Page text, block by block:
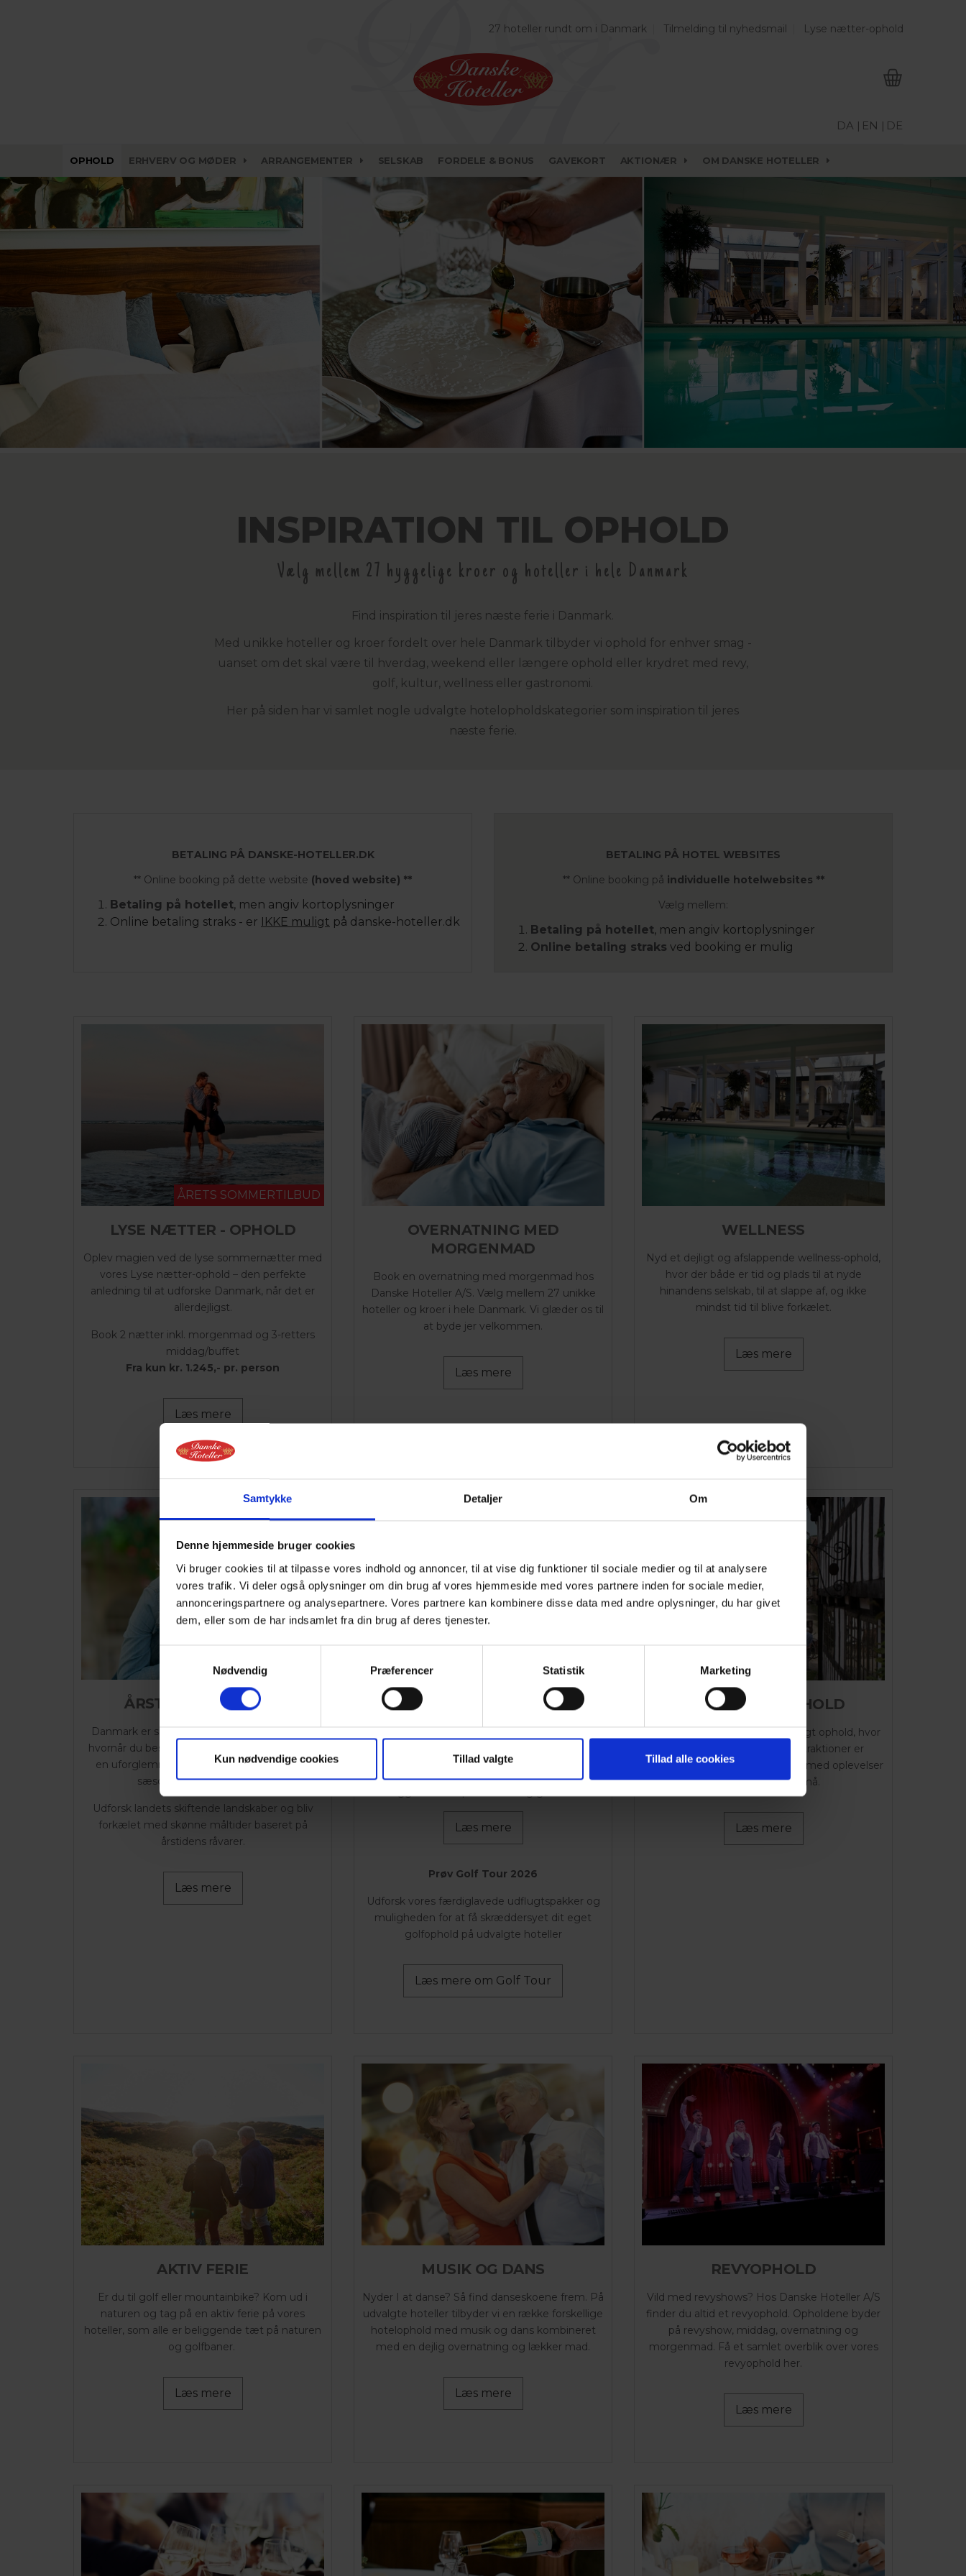
Samtykke Detaljer Om
Denne hjemmeside bruger cookies
Vi bruger cookies til at tilpasse vores indhold og annoncer, til at vise dig funktioner til sociale medier og til at analysere
vores trafik. Vi deler også oplysninger om din brug af vores hjemmeside med vores partnere inden for sociale medier,
annonceringspartnere og analysepartnere. Vores partnere kan kombinere disse data med andre oplysninger, du har givet
dem, eller som de har indsamlet fra din brug af deres tjenester.
Nødvendig
Præferencer Statistik Marketing
Kun nødvendige cookies Tillad valgte Tillad alle cookies
27 hoteller rundt om i Danmark Tilmelding til nyhedsmail Lyse nætter-ophold
DA | EN | DE
OPHOLD ERHVERV OG MØDER ARRANGEMENTER SELSKAB FORDELE & BONUS GAVEKORT AKTIONÆR OM DANSKE HOTELLER
INSPIRATION TIL OPHOLD
Vælg mellem 27 hyggelige kroer og hoteller i hele Danmark
Find inspiration til jeres næste ferie i Danmark.
Med unikke hoteller og kroer fordelt over hele Danmark tilbyder vi ophold for enhver smag -
uanset om det skal være til hverdag, weekend eller længere ophold eller krydret med revy,
golf, kultur, wellness eller gastronomi.
Her på siden har vi samlet nogle udvalgte hotelopholdskategorier som inspiration til jeres
næste ferie.
BETALING PÅ DANSKE-HOTELLER.DK
** Online booking på dette website (hoved website) **
Betaling på hotellet, men angiv kortoplysninger
Online betaling straks - er IKKE muligt på danske-hoteller.dk
BETALING PÅ HOTEL WEBSITES
** Online booking på individuelle hotelwebsites **
Vælg mellem:
Betaling på hotellet, men angiv kortoplysninger
Online betaling straks ved booking er mulig
ÅRETS SOMMERTILBUD
LYSE NÆTTER - OPHOLD
Oplev magien ved de lyse sommernætter med
vores Lyse nætter-ophold – den perfekte
anledning til at udforske Danmark, når det er
allerdejligst.
Book 2 nætter inkl. morgenmad og 3-retters
middag/buffet
Fra kun kr. 1.245,- pr. person
Læs mere
OVERNATNING MED
MORGENMAD
Book en overnatning med morgenmad hos
Danske Hoteller A/S. Vælg mellem 27 unikke
hoteller og kroer i hele Danmark. Vi glæder os til
at byde jer velkommen.
Læs mere
WELLNESS
Nyd et dejligt og afslappende wellness-ophold,
hvor der både er tid og plads til at nyde
hinandens selskab, til at slappe af, og ikke
mindst tid til blive forkælet.
Læs mere
PÅ UDVALGTE HOTELLER
ÅRSTIDENS OPHOLD
Danmark er skøn på alle tider af året! Uanset
hvornår du besøger, tilbyder udvalgte hoteller
en uforglemmelig oplevelse, der omfavner
sæsonens unikke charme.
Udforsk landets skiftende landskaber og bliv
forkælet med skønne måltider baseret på
årstidens råvarer.
Læs mere
Golfophold
Er du til golf? Kom ud i naturen og tag på et
golfophold på et af vores hoteller, som alle er
Læs mere
Prøv Golf Tour 2026
Udforsk vores færdiglavede udflugtspakker og
muligheden for at få skræddersyet dit eget
golfophold på udvalgte hoteller
Læs mere om Golf Tour
OPLEVELSESOPHOLD
Tag på et spændende og lærerigt ophold, hvor
entrébilletter til en række attraktioner er
inkluderet i prisen. Vi har ophold med oplevelser
for både store og små.
Læs mere
AKTIV FERIE
Er du til golf eller mountainbike? Kom ud i
naturen og tag på en aktiv ferie på vores
hoteller, som alle er beliggende tæt på naturen
og golfbaner.
Læs mere
MUSIK OG DANS
Nyder I at danse? Så find danseskoene frem. På
udvalgte hoteller tilbyder vi en række forskellige
hotelophold med musik og dans kombineret
med en dejlig overnatning og lækker mad.
Læs mere
REVYOPHOLD
Vild med revyshows? Hos Danske Hoteller A/S
finder du altid et revyophold. Opholdene byder
på revyshow, middag, overnatning og
morgenmad. Få et samlet overblik over vores
revyophold her.
Læs mere